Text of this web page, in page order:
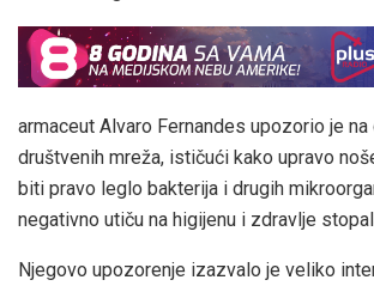
armaceut Alvaro Fernandes upozorio je
društvenih mreža, ističući kako upravo
biti pravo leglo bakterija i drugih
negativno utiču na higijenu i zdravlje
Njegovo upozorenje izazvalo je veliko